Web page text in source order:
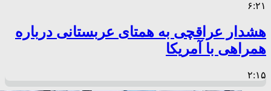
۶:۲۱
هشدار عراقچی به همتای عربستانی درباره
همراهی با آمریکا
۲:۱۵